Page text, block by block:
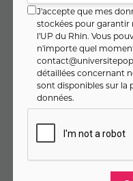
Code cours :
PAIEMENT
J'accepte que mes
stockées pour
l'UP du Rhin. Vous
n'importe quel
détaillées concernant
sont disponibles sur la
données.